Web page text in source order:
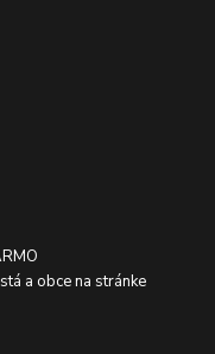
a obce na stránke